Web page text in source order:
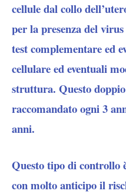
cellule dal collo
per la presenza del
test complementare ed
cellulare ed eventuali
struttura. Questo
raccomandato ogni 3
anni.
Questo tipo di controllo
con molto anticipo il